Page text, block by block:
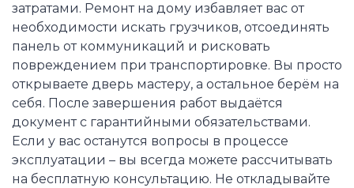
затратами. Ремонт на дому избавляет вас от
необходимости искать грузчиков, отсоединять
панель от коммуникаций и рисковать
повреждением при транспортировке. Вы просто
открываете дверь мастеру, а остальное берём на
себя. После завершения работ выдаётся
документ с гарантийными обязательствами.
Если у вас останутся вопросы в процессе
эксплуатации – вы всегда можете рассчитывать
на бесплатную консультацию. Не откладывайте